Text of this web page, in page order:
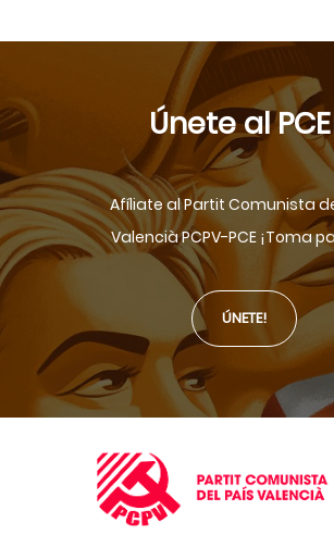
Únete al
Afíliate al Partit Comunista
Valencià PCPV-PCE ¡Toma
ÚNETE!